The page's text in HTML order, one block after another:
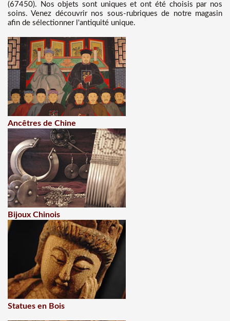
(67450). Nos objets sont uniques et ont été choisis par nos
soins. Venez découvrir nos sous-rubriques de notre magasin
afin de sélectionner l'antiquité unique.
Ancêtres de Chine
Bijoux Chinois
Statues en Bois